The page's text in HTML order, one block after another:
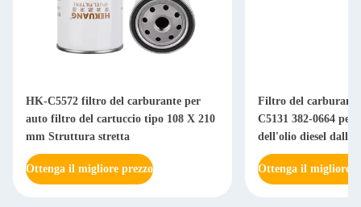
HK-C5572 filtro del carburante per
auto filtro del cartuccio tipo 108 X 210
mm Struttura stretta
Ottenga il migliore prezzo
Filtro del
C5131 382-0664 per
dell'olio diesel
Ottenga il migliore